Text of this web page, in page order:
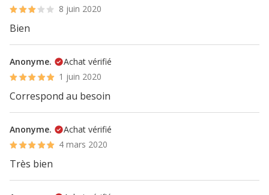
8 juin 2020
Bien
Anonyme.
Achat vérifié
1 juin 2020
Correspond au besoin
Anonyme.
Achat vérifié
4 mars 2020
Très bien